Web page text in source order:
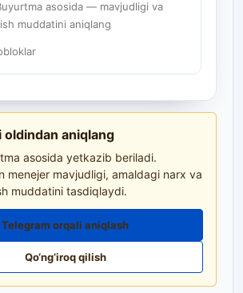
asosida — mavjudligi va
muddatini aniqlang
oldindan aniqlang
asosida yetkazib beriladi.
menejer mavjudligi, amaldagi narx va
muddatini tasdiqlaydi.
Telegram orqali aniqlash
Qo‘ng‘iroq qilish